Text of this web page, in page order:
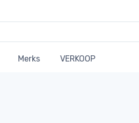
Merks VERKOOP